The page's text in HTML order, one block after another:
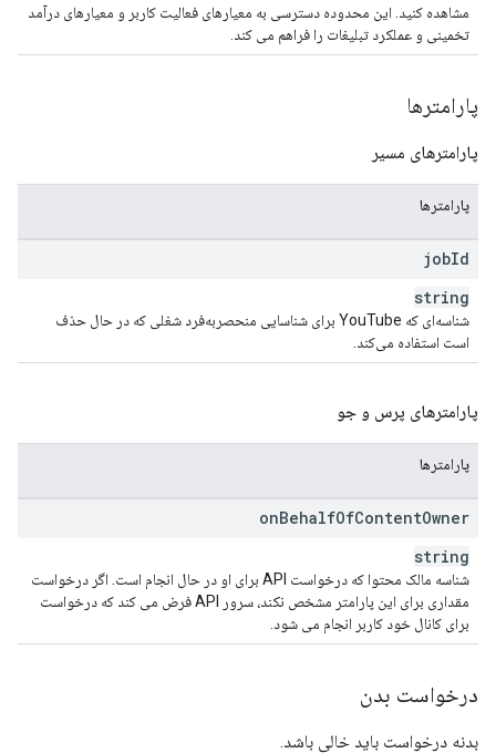
مشاهده کنید. این محدوده دسترسی به معیارهای فعالیت کاربر و معیارهای درآمد
تخمینی و عملکرد تبلیغات را فراهم می کند.
پارامترها
پارامترهای مسیر
پارامترها
jobId
string
شناسه‌ای که YouTube برای شناسایی منحصربه‌فرد شغلی که در حال حذف
است استفاده می‌کند.
پارامترهای پرس و جو
پارامترها
onBehalfOfContentOwner
string
شناسه مالک محتوا که درخواست API برای او در حال انجام است. اگر درخواست
مقداری برای این پارامتر مشخص نکند، سرور API فرض می کند که درخواست
برای کانال خود کاربر انجام می شود.
درخواست بدن
بدنه درخواست باید خالی باشد.